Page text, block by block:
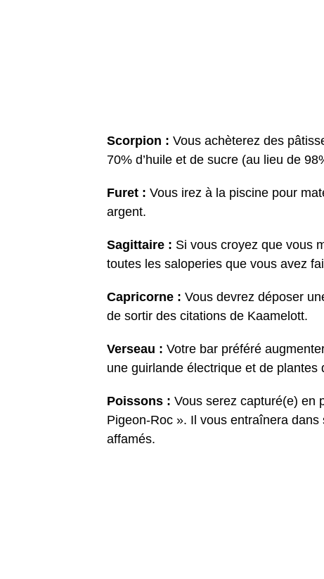
Scorpion : Vous achèterez des
70% d’huile et de sucre (au lieu de
Furet : Vous irez à la piscine pour
argent.
Sagittaire : Si vous croyez que vous
toutes les saloperies que vous avez
Capricorne : Vous devrez déposer
de sortir des citations de Kaamelott.
Verseau : Votre bar préféré
une guirlande électrique et de plantes
Poissons : Vous serez capturé(e) en
Pigeon-Roc ». Il vous entraînera
affamés.